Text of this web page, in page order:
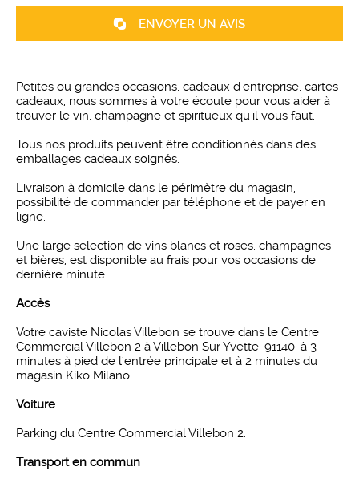
ENVOYER UN AVIS
Petites ou grandes occasions, cadeaux d'entreprise, cartes
cadeaux, nous sommes à votre écoute pour vous aider à
trouver le vin, champagne et spiritueux qu'il vous faut.
Tous nos produits peuvent être conditionnés dans des
emballages cadeaux soignés.
Livraison à domicile dans le périmètre du magasin,
possibilité de commander par téléphone et de payer en
ligne.
Une large sélection de vins blancs et rosés, champagnes
et bières, est disponible au frais pour vos occasions de
dernière minute.
Accès
Votre caviste Nicolas Villebon se trouve dans le Centre
Commercial Villebon 2 à Villebon Sur Yvette, 91140, à 3
minutes à pied de l'entrée principale et à 2 minutes du
magasin Kiko Milano.
Voiture
Parking du Centre Commercial Villebon 2.
Transport en commun